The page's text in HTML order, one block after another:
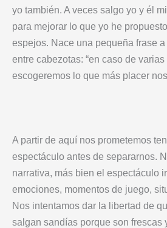
yo también. A veces salgo yo y él
para mejorar lo que yo he
espejos. Nace una pequeña frase
entre cabezotas: “en caso de
escogeremos lo que más placer
A partir de aquí nos prometemos
espectáculo antes de separarnos.
narrativa, más bien el espectáculo
emociones, momentos de juego,
Nos intentamos dar la libertad de
salgan sandías porque son frescas